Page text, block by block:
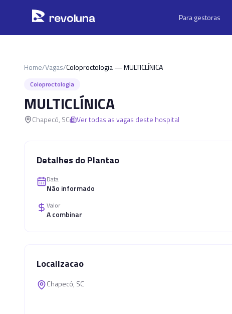
revoluna Para gestoras
Home/Vagas/Coloproctologia — MULTICLÍNICA
Coloproctologia
MULTICLÍNICA
Chapecó, SC Ver todas as vagas deste hospital
Detalhes do Plantao
Data
Não informado
Valor
A combinar
Localizacao
Chapecó, SC